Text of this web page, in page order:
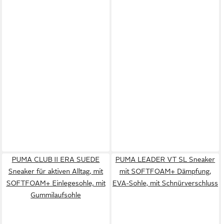
PUMA CLUB II ERA SUEDE
Sneaker für aktiven Alltag, mit
SOFTFOAM+ Einlegesohle, mit
Gummilaufsohle
PUMA LEADER VT SL Sneaker
mit SOFTFOAM+ Dämpfung,
EVA-Sohle, mit Schnürverschluss